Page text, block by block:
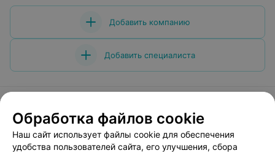
Добавить компанию
Добавить специалиста
О проекте Новости проекта
Размещение рекламы
Медицинский маркетинг
Публичный договор
Обработка файлов cookie
Наш сайт использует файлы cookie для обеспечения
удобства пользователей сайта, его улучшения, сбора